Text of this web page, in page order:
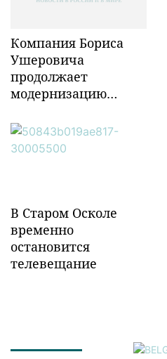
Компания Бориса
Ушеровича
продолжает
модернизацию
инфраструктуры в
Забайкалье
В Старом Осколе
временно
остановится
телевещание